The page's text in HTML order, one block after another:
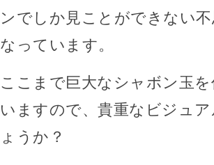
ンでしか見ことができない
なっています。
ここまで巨大なシャボン玉
いますので、貴重なビジュ
ょうか？